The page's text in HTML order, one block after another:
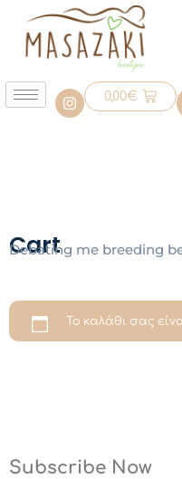
0,00€
Cart
Debating me breeding
Το καλάθι σας
Subscribe Now